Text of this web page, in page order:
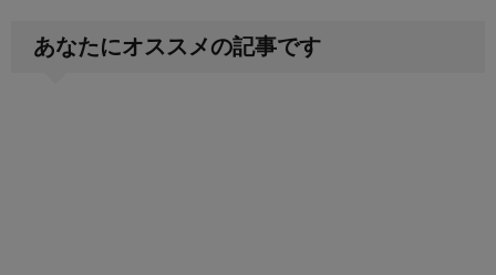
あなたにオススメの記事です